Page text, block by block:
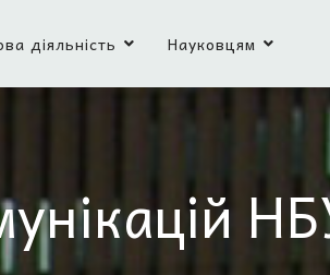
діяльність Науковцям